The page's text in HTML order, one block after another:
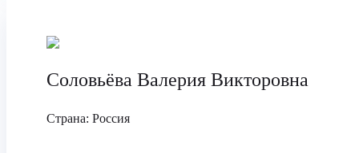
Соловьёва Валерия Викторовна
Страна: Россия